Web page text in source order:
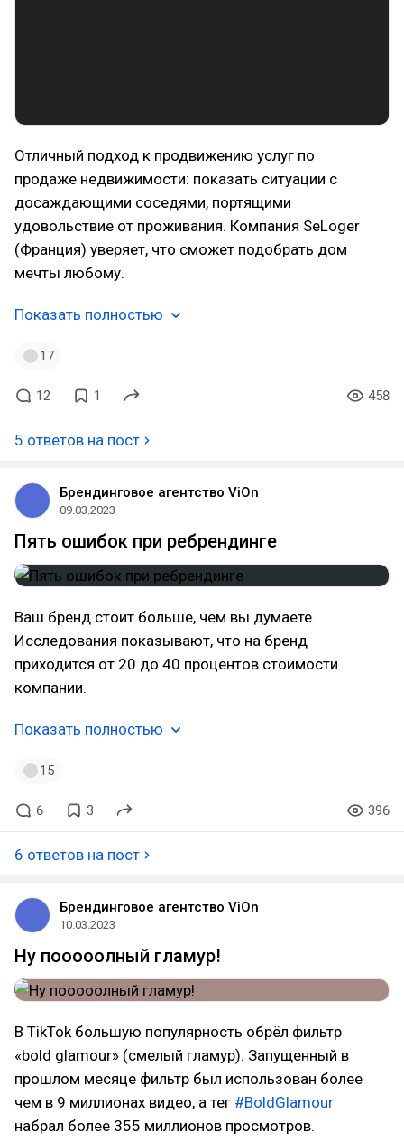
Отличный подход к продвижению услуг по
продаже недвижимости: показать ситуации с
досаждающими соседями, портящими
удовольствие от проживания. Компания SeLoger
(Франция) уверяет, что сможет подобрать дом
мечты любому.
Показать полностью
17
12 1 458
5 ответов на пост
Брендинговое агентство ViOn
09.03.2023
Пять ошибок при ребрендинге
Ваш бренд стоит больше, чем вы думаете.
Исследования показывают, что на бренд
приходится от 20 до 40 процентов стоимости
компании.
Показать полностью
15
6 3 396
6 ответов на пост
Брендинговое агентство ViOn
10.03.2023
Ну пооооолный гламур!
В TikTok большую популярность обрёл фильтр
«bold glamour» (смелый гламур). Запущенный в
прошлом месяце фильтр был использован более
чем в 9 миллионах видео, а тег #BoldGlamour
набрал более 355 миллионов просмотров.